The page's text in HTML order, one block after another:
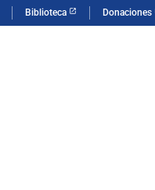
Biblioteca Donaciones